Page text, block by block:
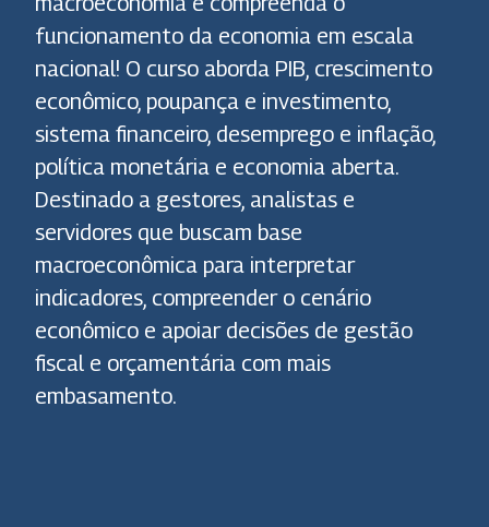
funcionamento da economia em escala
nacional! O curso aborda PIB, crescimento
econômico, poupança e investimento,
sistema financeiro, desemprego e inflação,
política monetária e economia aberta.
Destinado a gestores, analistas e
servidores que buscam base
macroeconômica para interpretar
indicadores, compreender o cenário
econômico e apoiar decisões de gestão
fiscal e orçamentária com mais
embasamento.